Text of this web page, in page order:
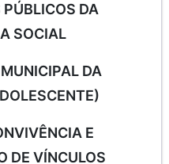
DA
SOCIAL
DA
E
DE VÍNCULOS